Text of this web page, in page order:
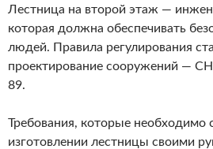
Лестница на второй этаж —
которая должна обеспечивать
людей. Правила регулирования
проектирование сооружений —
89.
Требования, которые необходимо
изготовлении лестницы своими